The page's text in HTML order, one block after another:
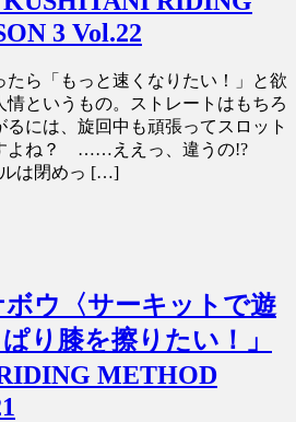
3 Vol.22
ら「もっと速くなりたい！」と欲
情というもの。ストレートはもちろ
には、旋回中も頑張ってスロット
よね？ ……ええっ、違うの!?
は閉めっ […]
ウ〈サーキットで遊
り膝を擦りたい！」
METHOD